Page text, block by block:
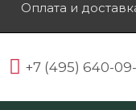
Оплата и
+7 (495) 640-